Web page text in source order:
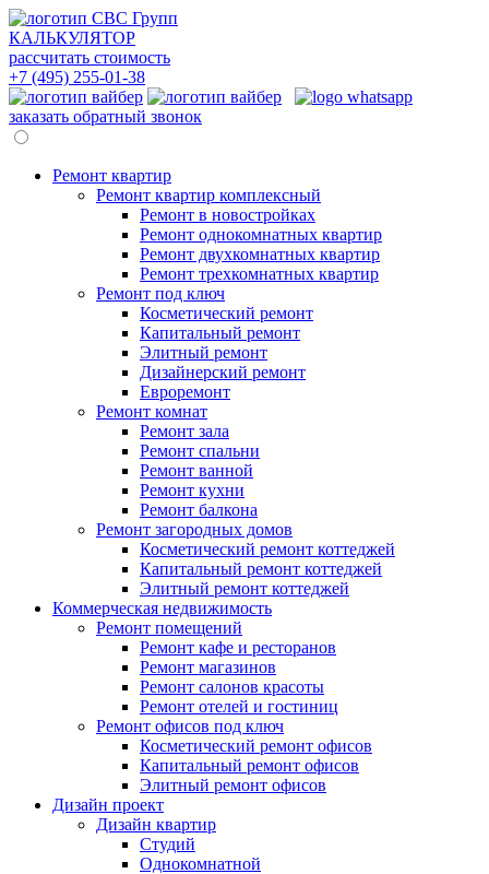
КАЛЬКУЛЯТОР
рассчитать стоимость
+7 (495) 255-01-38
заказать обратный звонок
Ремонт квартир
Ремонт квартир комплексный
Ремонт в новостройках
Ремонт однокомнатных квартир
Ремонт двухкомнатных квартир
Ремонт трехкомнатных квартир
Ремонт под ключ
Косметический ремонт
Капитальный ремонт
Элитный ремонт
Дизайнерский ремонт
Евроремонт
Ремонт комнат
Ремонт зала
Ремонт спальни
Ремонт ванной
Ремонт кухни
Ремонт балкона
Ремонт загородных домов
Косметический ремонт коттеджей
Капитальный ремонт коттеджей
Элитный ремонт коттеджей
Коммерческая недвижимость
Ремонт помещений
Ремонт кафе и ресторанов
Ремонт магазинов
Ремонт салонов красоты
Ремонт отелей и гостиниц
Ремонт офисов под ключ
Косметический ремонт офисов
Капитальный ремонт офисов
Элитный ремонт офисов
Дизайн проект
Дизайн квартир
Cтудий
Однокомнатной